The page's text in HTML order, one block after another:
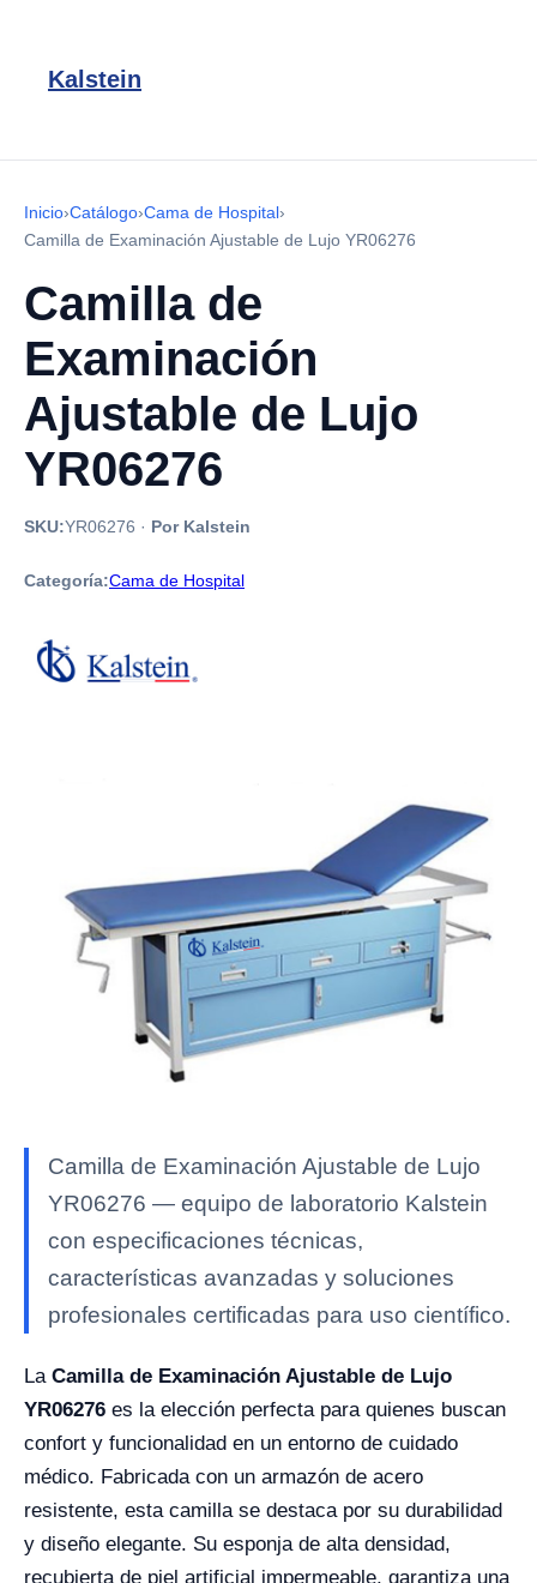
Kalstein
Inicio›Catálogo›Cama de Hospital›
Camilla de Examinación Ajustable de Lujo YR06276
Camilla de
Examinación
Ajustable de Lujo
YR06276
SKU:YR06276 · Por Kalstein
Categoría:Cama de Hospital
Camilla de Examinación Ajustable de Lujo
YR06276 — equipo de laboratorio Kalstein
con especificaciones técnicas,
características avanzadas y soluciones
profesionales certificadas para uso científico.
La Camilla de Examinación Ajustable de Lujo
YR06276 es la elección perfecta para quienes buscan
confort y funcionalidad en un entorno de cuidado
médico. Fabricada con un armazón de acero
resistente, esta camilla se destaca por su durabilidad
y diseño elegante. Su esponja de alta densidad,
recubierta de piel artificial impermeable, garantiza una